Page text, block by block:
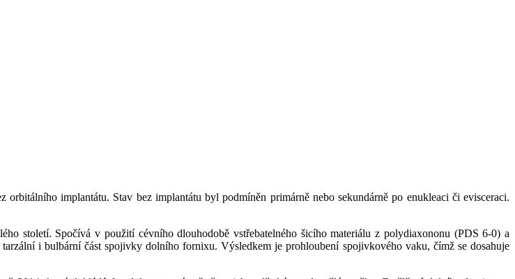
implantátu. Stav bez implantátu byl podmíněn primárně nebo sekundárně po enukleaci či evisceraci.
století. Spočívá v použití cévního dlouhodobě vstřebatelného šicího materiálu z polydiaxononu (PDS 6-0) a
i bulbární část spojivky dolního fornixu. Výsledkem je prohloubení spojivkového vaku, čímž se dosahuje